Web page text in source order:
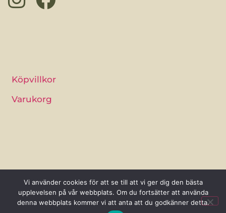
Åsa Persson
Tydinge 1277 J, 289 93 Broby
0768-56 89 66
Köpvillkor
Varukorg
Vi använder cookies för att se till att vi ger dig den bästa
upplevelsen på vår webbplats. Om du fortsätter att använda
denna webbplats kommer vi att anta att du godkänner detta.